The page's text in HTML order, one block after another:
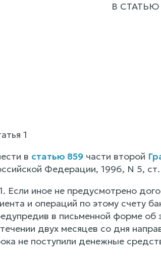
В
1
в статью 859части второй
Федерации, 1996, N 5,
Если иное не предусмотрено
и операций по этому счету
в письменной форме об
двух месяцев со дня
не поступили денежные